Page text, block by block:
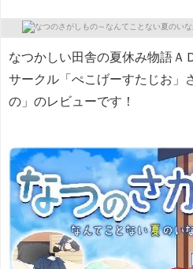
なつかしい田舎の夏休み物語Ａ
サークル「ぺこげーすたじお 」
の 」のレビューです！